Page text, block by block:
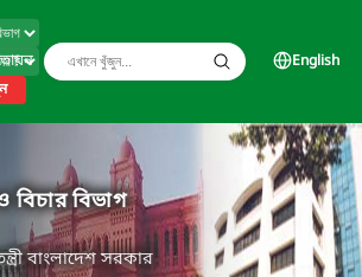
English
বিভাগ
বাংলাদেশ সরকার